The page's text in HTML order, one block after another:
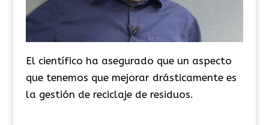
El científico ha asegurado que un aspecto
que tenemos que mejorar drásticamente es
la gestión de reciclaje de residuos.